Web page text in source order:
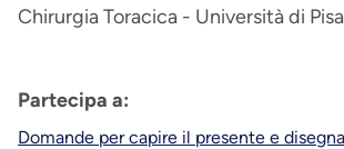
Chirurgia Toracica - Università di Pisa
Partecipa a:
Domande per capire il presente e